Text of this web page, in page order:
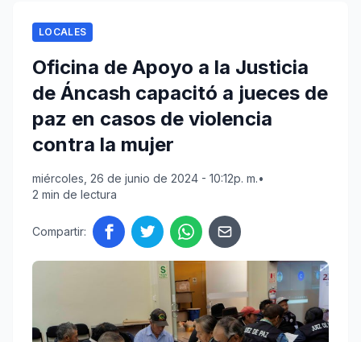
LOCALES
Oficina de Apoyo a la Justicia
de Áncash capacitó a jueces de
paz en casos de violencia
contra la mujer
miércoles, 26 de junio de 2024 - 10:12p. m.•
2 min de lectura
Compartir: